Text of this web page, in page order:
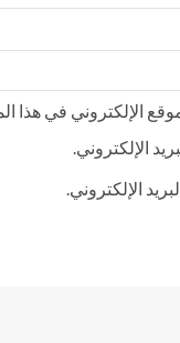
الإلكتروني في هذا
الإلكتروني.
الإلكتروني.